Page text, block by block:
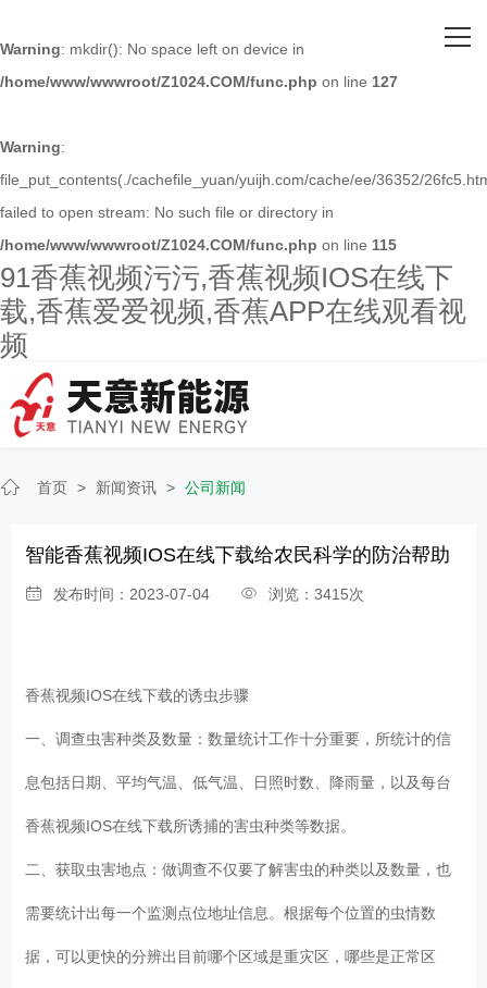
Warning: mkdir(): No space left on device in
/home/www/wwwroot/Z1024.COM/func.php on line 127
Warning:
file_put_contents(./cachefile_yuan/yuijh.com/cache/ee/36352/
failed to open stream: No such file or directory in
/home/www/wwwroot/Z1024.COM/func.php on line 115
91香蕉视频污污,香蕉视频IOS在线下
载,香蕉爱爱视频,香蕉APP在线观看视
频
关于91香蕉视频污污
主营产品
人才招聘
新闻资讯
联系91香蕉视频污污
首页 > 新闻资讯 > 公司新闻
智能香蕉视频IOS在线下载给农民科学的防治帮助
发布时间：2023-07-04 浏览：3415次
香蕉视频IOS在线下载的诱虫步骤
一、调查虫害种类及数量：数量统计工作十分重要，所统计的信
息包括日期、平均气温、低气温、日照时数、降雨量，以及每台
香蕉视频IOS在线下载所诱捕的害虫种类等数据。
二、获取虫害地点：做调查不仅要了解害虫的种类以及数量，也
需要统计出每一个监测点位地址信息。根据每个位置的虫情数
据，可以更快的分辨出目前哪个区域是重灾区，哪些是正常区